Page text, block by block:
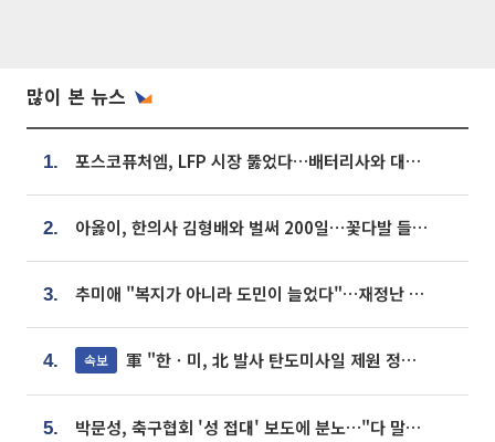
많이 본 뉴스
1. 포스코퓨처엠, LFP 시장 뚫었다…배터리사와 대규모 장기 공급 합의
2. 아옳이, 한의사 김형배와 벌써 200일⋯꽃다발 들고 "프러포즈 아냐"
3. 추미애 "복지가 아니라 도민이 늘었다"…재정난 책임론 정면돌파
4. 속보 軍 "한ㆍ미, 北 발사 탄도미사일 제원 정밀분석 중"
5. 박문성, 축구협회 '성 접대' 보도에 분노…"다 말아먹으려고 작정했나"